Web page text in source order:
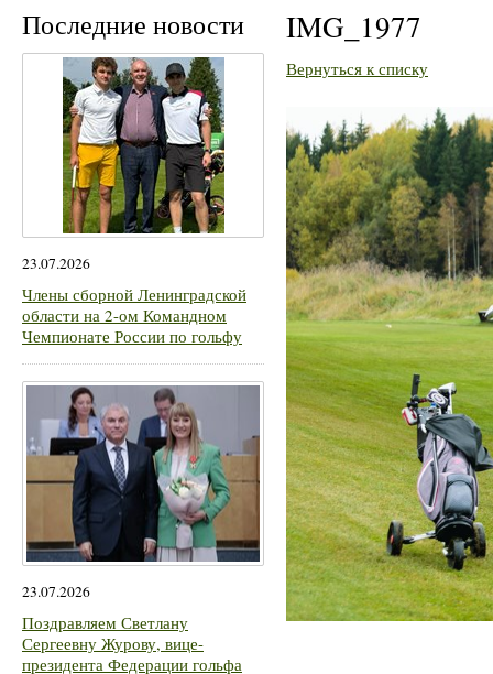
Последние новости
23.07.2026
Члены сборной Ленинградской
области на 2-ом Командном
Чемпионате России по гольфу
23.07.2026
Поздравляем Светлану
Сергеевну Журову, вице-
президента Федерации гольфа
IMG_1977
Вернуться к списку